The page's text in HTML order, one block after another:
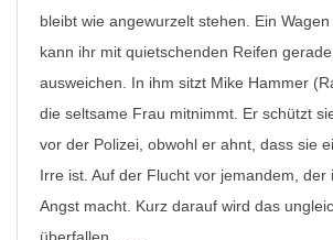
bleibt wie angewurzelt stehen. Ein Wagen
kann ihr mit quietschenden Reifen
ausweichen. In ihm sitzt Mike Hammer
die seltsame Frau mitnimmt. Er schützt
vor der Polizei, obwohl er ahnt, dass sie
Irre ist. Auf der Flucht vor jemandem, der
Angst macht. Kurz darauf wird das